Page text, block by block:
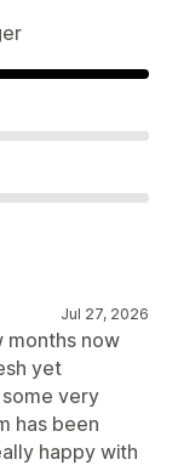
Jul 27, 2026
months now
yet
very
has been
happy with